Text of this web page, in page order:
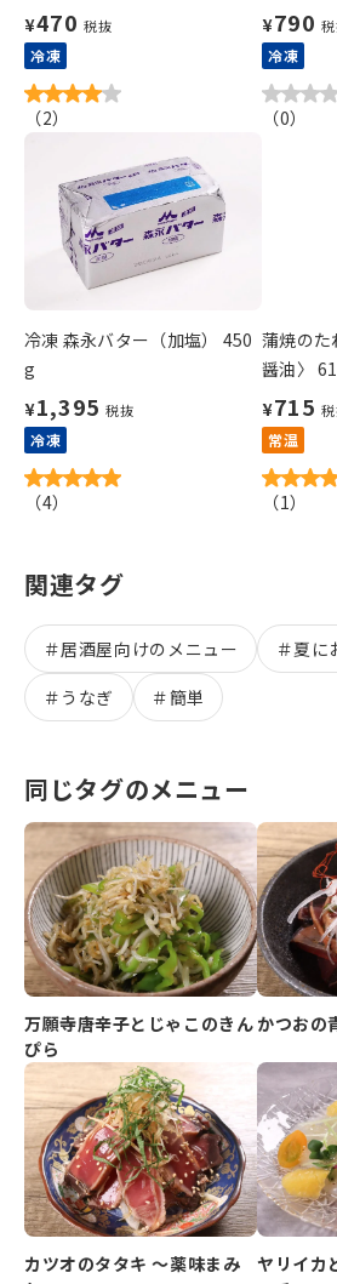
¥470 税抜
冷凍
（2）
¥790
冷凍
（0）
冷凍 森永バター（加塩） 450
g
¥1,395 税抜
冷凍
（4）
蒲焼のた
醤油〉
¥715
常温
（1）
関連タグ
＃居酒屋向けのメニュー ＃夏に
＃ うなぎ ＃簡単
同じタグのメニュー
万願寺唐辛子とじゃこのきん
ぴら
かつおの
カツオのタタキ ～薬味まみ
ヤリイカ